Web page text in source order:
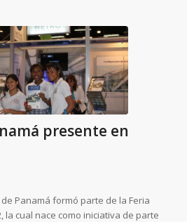
presente en
Panamá formó parte de la Feria
la cual nace como iniciativa de parte